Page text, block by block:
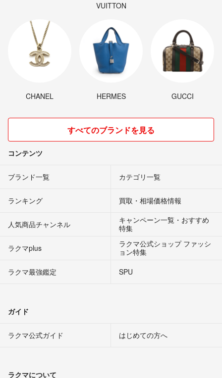
VUITTON
CHANEL HERMES GUCCI
すべてのブランドを見る
コンテンツ
ブランド一覧 カテゴリ一覧
ランキング 買取・相場価格情報
人気商品チャンネル
キャンペーン一覧・おすすめ
特集
ラクマplus
ラクマ公式ショップ ファッシ
ョン特集
ラクマ最強鑑定
SPU
ガイド
ラクマ公式ガイド はじめての方へ
ラクマについて